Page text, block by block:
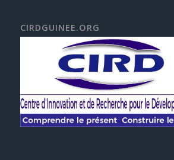
CIRDGUINEE.ORG